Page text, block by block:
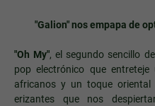
"Galion" nos empapa de
"Oh My", el segundo sencillo
pop electrónico que
africanos y un toque
erizantes que nos